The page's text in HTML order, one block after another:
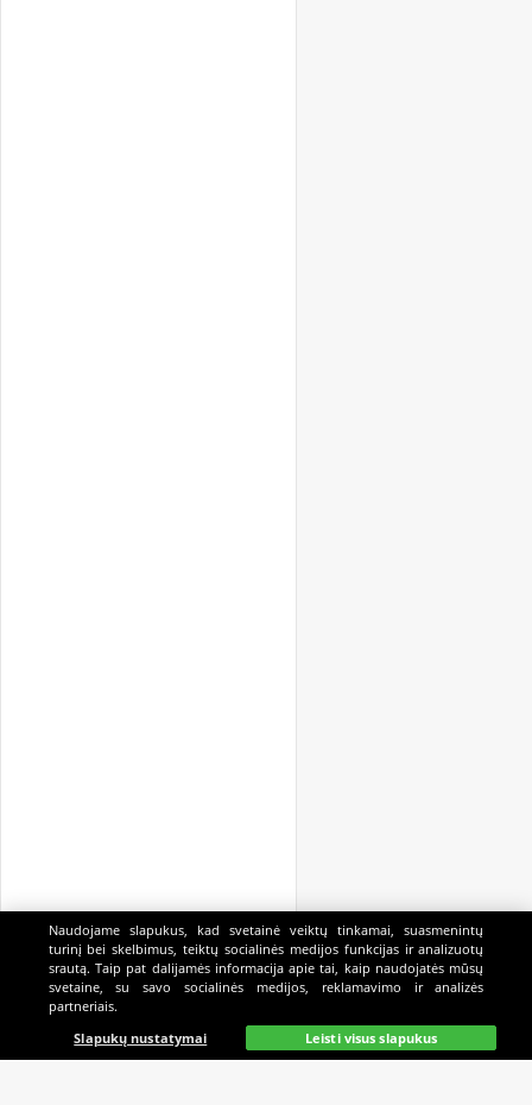
Pagrindinis Gyvai Paieška Mano Kazino
Naudojame slapukus, kad svetainė veiktų tinkamai, suasmenintų
turinį bei skelbimus, teiktų socialinės medijos funkcijas ir analizuotų
srautą. Taip pat dalijamės informacija apie tai, kaip naudojatės mūsų
svetaine, su savo socialinės medijos, reklamavimo ir analizės
partneriais.
Slapukų nustatymai
Leisti visus slapukus